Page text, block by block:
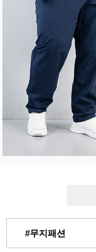
#무지패션